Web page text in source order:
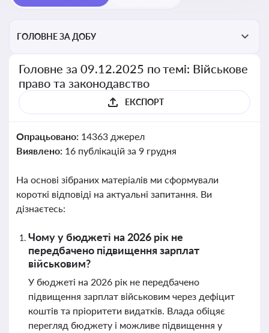
ГОЛОВНЕ ЗА ДОБУ
Головне за 09.12.2025 по темі: Військове
право та законодавство
ЕКСПОРТ
Опрацьовано: 14363 джерел
Виявлено: 16 публікацій за 9 грудня
На основі зібраних матеріалів ми сформували
короткі відповіді на актуальні запитання. Ви
дізнаєтесь:
Чому у бюджеті на 2026 рік не
передбачено підвищення зарплат
військовим?
У бюджеті на 2026 рік не передбачено
підвищення зарплат військовим через дефіцит
коштів та пріоритети видатків. Влада обіцяє
перегляд бюджету і можливе підвищення у